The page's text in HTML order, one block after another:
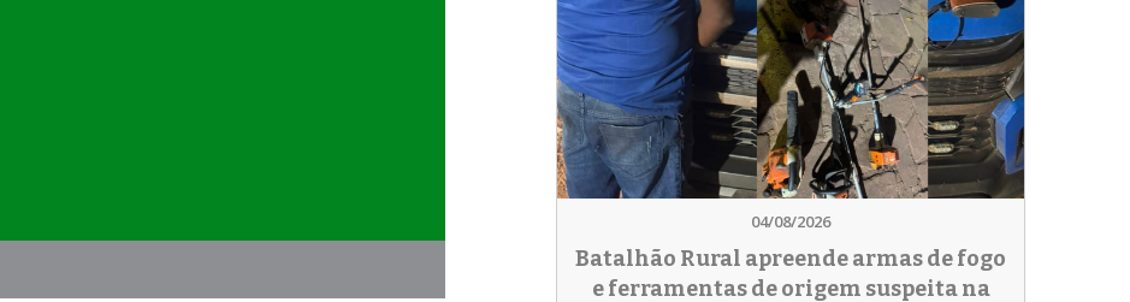
04/08/2026
Batalhão Rural apreende armas de fogo
e ferramentas de origem suspeita na